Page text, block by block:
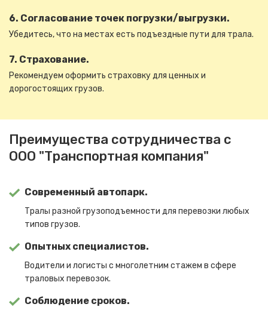
6. Согласование точек погрузки/выгрузки.
Убедитесь, что на местах есть подъездные пути для трала.
7. Страхование.
Рекомендуем оформить страховку для ценных и
дорогостоящих грузов.
Преимущества сотрудничества с
ООО "Транспортная компания"
Современный автопарк.
Тралы разной грузоподъемности для перевозки любых
типов грузов.
Опытных специалистов.
Водители и логисты с многолетним стажем в сфере
траловых перевозок.
Соблюдение сроков.